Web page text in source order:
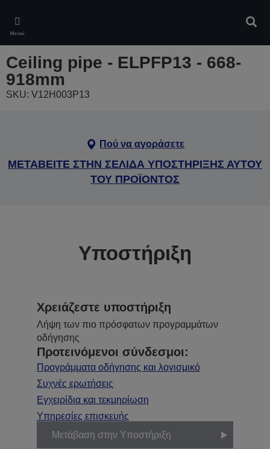
main
content
Μενού
Ceiling pipe - ELPFP13 - 668-
918mm
SKU: V12H003P13
Πού να αγοράσετε
ΜΕΤΑΒΕΙΤΕ ΣΤΗΝ ΣΕΛΙΔΑ ΥΠΟΣΤΗΡΙΞΗΣ ΑΥΤΟΥ
ΤΟΥ ΠΡΟΪΟΝΤΟΣ
Υποστήριξη
Χρειάζεστε υποστήριξη
Λήψη των πιο πρόσφατων προγραμμάτων
οδήγησης
Προτεινόμενοι σύνδεσμοι:
Προγράμματα οδήγησης και λογισμικό
Συχνές ερωτήσεις
Εγχειρίδια και τεκμηρίωση
Υπηρεσίες επισκευής
Μετάβαση στην Υποστήριξη